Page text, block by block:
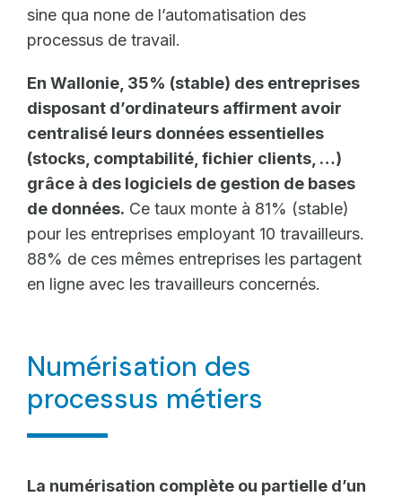
sine qua none de l’automatisation des
processus de travail.
En Wallonie, 35% (stable) des entreprises
disposant d’ordinateurs affirment avoir
centralisé leurs données essentielles
(stocks, comptabilité, fichier clients, …)
grâce à des logiciels de gestion de bases
de données. Ce taux monte à 81% (stable)
pour les entreprises employant 10 travailleurs.
88% de ces mêmes entreprises les partagent
en ligne avec les travailleurs concernés.
Numérisation des
processus métiers
La numérisation complète ou partielle d’un